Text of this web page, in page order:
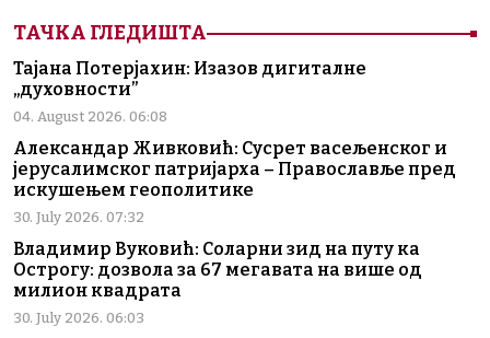
ТАЧКА ГЛЕДИШТА
Тајана Потерјахин: Изазов дигиталне
„духовности”
04. August 2026. 06:08
Александар Живковић: Сусрет васељенског и
јерусалимског патријарха – Православље пред
искушењем геополитике
30. July 2026. 07:32
Владимир Вуковић: Соларни зид на путу ка
Острогу: дозвола за 67 мегавата на више од
милион квадрата
30. July 2026. 06:03